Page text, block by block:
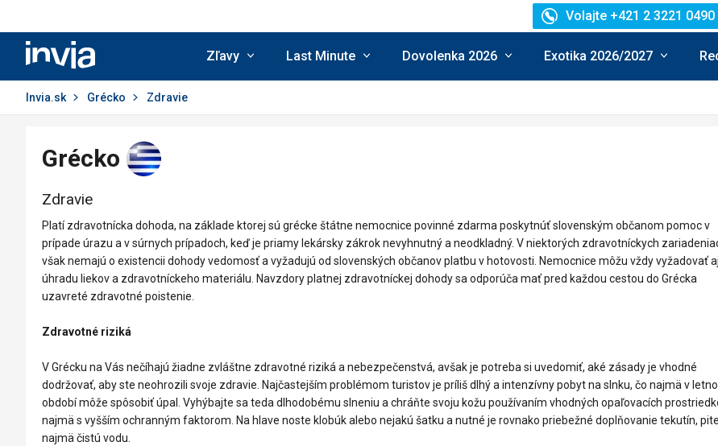
Invia.sk
Volajte +421 2 3221 0490
Zľavy Last Minute Dovolenka 2026 Exotika 2026/2027
Invia.sk Grécko Zdravie
Grécko
Zdravie
Platí zdravotnícka dohoda, na základe ktorej sú grécke štátne nemocnice povinné zdarma poskytnúť slovenským občanom pomoc v
prípade úrazu a v súrnych prípadoch, keď je priamy lekársky zákrok nevyhnutný a neodkladný. V niektorých zdravotníckych
však nemajú o existencii dohody vedomosť a vyžadujú od slovenských občanov platbu v hotovosti. Nemocnice môžu vždy vyžadovať aj
úhradu liekov a zdravotníckeho materiálu. Navzdory platnej zdravotníckej dohody sa odporúča mať pred každou cestou do Grécka
uzavreté zdravotné poistenie.
Zdravotné riziká
V Grécku na Vás nečíhajú žiadne zvláštne zdravotné riziká a nebezpečenstvá, avšak je potreba si uvedomiť, aké zásady je vhodné
dodržovať, aby ste neohrozili svoje zdravie. Najčastejším problémom turistov je príliš dlhý a intenzívny pobyt na slnku, čo najmä v
období môže spôsobiť úpal. Vyhýbajte sa teda dlhodobému slneniu a chráňte svoju kožu používaním vhodných opaľovacích
najmä s vyšším ochranným faktorom. Na hlave noste klobúk alebo nejakú šatku a nutné je rovnako priebežné doplňovanie tekutín, pite
najmä čistú vodu.